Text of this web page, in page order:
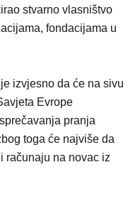
stvarno vlasništvo
fondacijama u
izvjesno da će na sivu
Evrope
pranja
toga će najviše da
računaju na novac iz